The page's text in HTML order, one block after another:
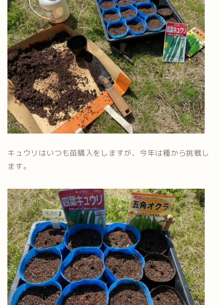
キュウリはいつも苗購入をしますが、今年は種から挑戦し
ます。